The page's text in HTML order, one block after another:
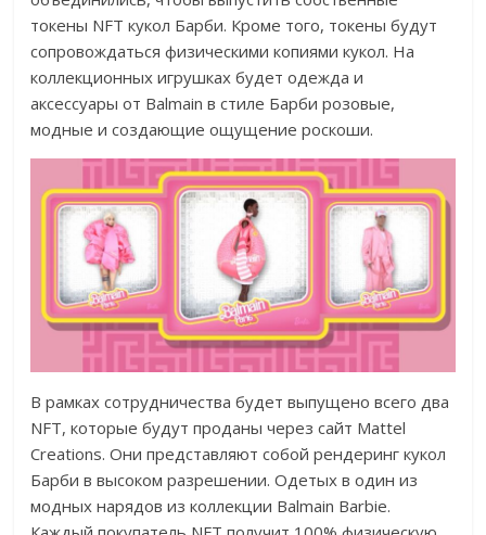
токены NFT кукол Барби. Кроме того, токены будут
сопровождаться физическими копиями кукол. На
коллекционных игрушках будет одежда и
аксессуары от Balmain в стиле Барби розовые,
модные и создающие ощущение роскоши.
В рамках сотрудничества будет выпущено всего два
NFT, которые будут проданы через сайт Mattel
Creations. Они представляют собой рендеринг кукол
Барби в высоком разрешении. Одетых в один из
модных нарядов из коллекции Balmain Barbie.